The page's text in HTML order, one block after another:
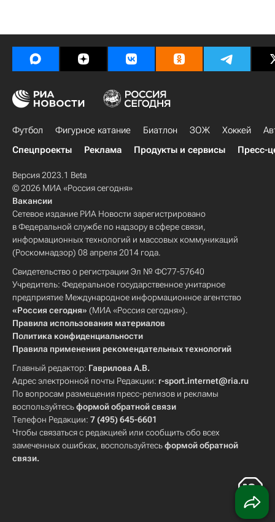
Футбол Фигурное катание Биатлон ЗОЖ Хоккей
Спецпроекты
Реклама Продукты и сервисы Пресс-
Версия 2023.1 Beta
© 2026 МИА «Россия сегодня»
Вакансии
Сетевое издание РИА Новости зарегистрировано
в Федеральной службе по надзору в сфере связи,
информационных технологий и массовых коммуникаций
(Роскомнадзор) 08 апреля 2014 года.
Свидетельство о регистрации Эл № ФС77-57640
Учредитель: Федеральное государственное унитарное
предприятие Международное информационное агентство
«Россия сегодня» (МИА «Россия сегодня»).
Правила использования материалов
Политика конфиденциальности
Правила применения рекомендательных технологий
Главный редактор: Гаврилова А.В.
Адрес электронной почты Редакции: r-sport.internet@ria.ru
По вопросам размещения пресс-релизов и рекламы
воспользуйтесьформой обратной связи
Телефон Редакции: 7 (495) 645-6601
Чтобы связаться с редакцией или сообщить обо всех
замеченных ошибках, воспользуйтесьформой обратной
связи.